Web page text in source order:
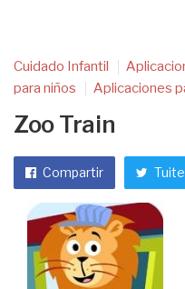
Cuidado Infantil
para niños
Aplicaciones
Zoo Train
Compartir